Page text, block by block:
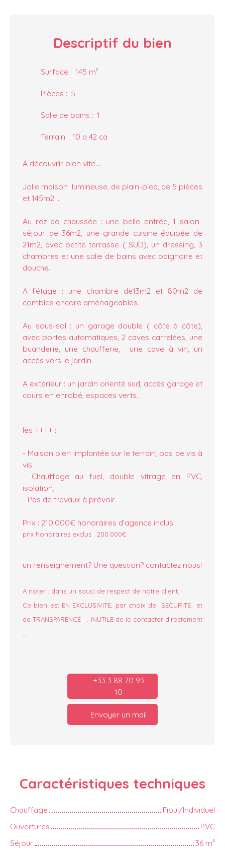
Descriptif du bien
Surface : 145 m²
Pièces : 5
Salle de bains : 1
Terrain : 10 a 42 ca
A découvrir bien vite....
Jolie maison lumineuse, de plain-pied, de 5 pièces
et 145m2 ...
Au rez de chaussée : une belle entrée, 1 salon-
séjour de 36m2, une grande cuisine équipée de
21m2, avec petite terrasse ( SUD), un dressing, 3
chambres et une salle de bains avec baignoire et
douche.
A l'étage : une chambre de13m2 et 80m2 de
combles encore aménageables.
Au sous-sol : un garage double ( côte à côte),
avec portes automatiques, 2 caves carrelées, une
buanderie, une chaufferie, une cave à vin, un
accès vers le jardin.
A extérieur : un jardin orienté sud, accès garage et
cours en enrobé, espaces verts.
les ++++ :
- Maison bien implantée sur le terrain, pas de vis à
vis
- Chauffage au fuel, double vitrage en PVC,
isolation,
- Pas de travaux à prévoir
Prix : 210.000€ honoraires d’agence inclus
prix honoraires exclus : 200.000€
un renseignement? Une question? contactez nous!
A noter : dans un souci de respect de notre client,
Ce bien est EN EXCLUSIVITE, par choix de SECURITE et
de TRANSPARENCE . INUTILE de le contacter directement
+33 3 88 70 93
10
Envoyer un mail
Caractéristiques techniques
Chauffage
Fioul/Individuel
Ouvertures
PVC
Séjour
36 m²